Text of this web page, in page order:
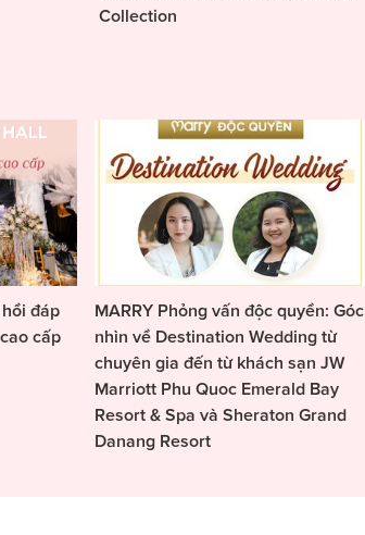
Collection
đáp
cấp
MARRY Phỏng vấn độc quyền: Góc
nhìn về Destination Wedding từ
chuyên gia đến từ khách sạn JW
Marriott Phu Quoc Emerald Bay
Resort & Spa và Sheraton Grand
Danang Resort